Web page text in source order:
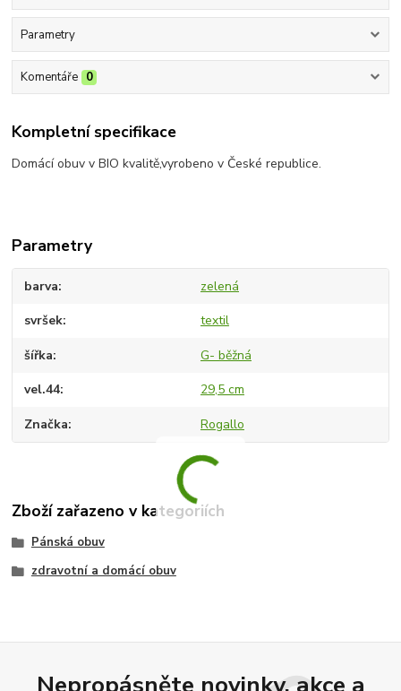
Parametry
Komentáře 0
Kompletní specifikace
Domácí obuv v BIO kvalitě,vyrobeno v České republice.
Parametry
barva zelená
svršek textil
šířka G- běžná
vel.44 29,5 cm
Značka Rogallo
Zboží zařazeno v kategoriích
Pánská obuv
zdravotní a domácí obuv